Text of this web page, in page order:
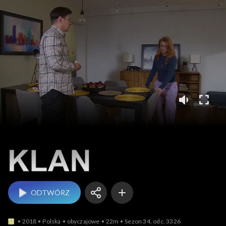
Klan
ODTWÓRZ
2018 Polska obyczajowe 22m Sezon 34, odc. 3326